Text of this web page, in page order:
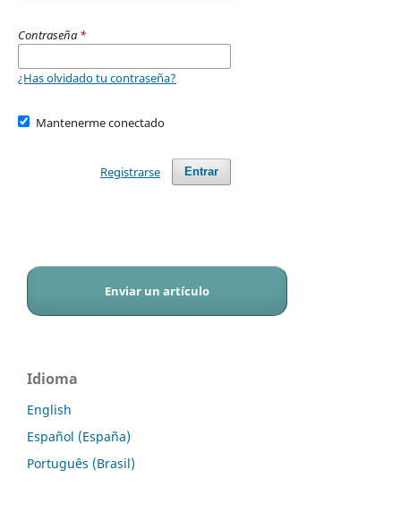
Contraseña *
¿Has olvidado tu contraseña?
Mantenerme conectado
Entrar
Registrarse
Enviar un artículo
Idioma
English
Español (España)
Português (Brasil)